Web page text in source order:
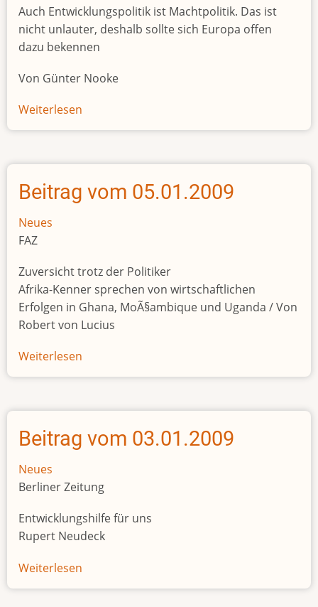
Auch Entwicklungspolitik ist Machtpolitik. Das ist
nicht unlauter, deshalb sollte sich Europa offen
dazu bekennen
Von Günter Nooke
Weiterlesen
Beitrag
11.01.2009
Beitrag vom 05.01.2009
Neues
FAZ
Zuversicht trotz der Politiker
Afrika-Kenner sprechen von wirtschaftlichen
Erfolgen in Ghana, MoÃ§ambique und Uganda / Von
Robert von Lucius
Weiterlesen
Beitrag
05.01.2009
Beitrag vom 03.01.2009
Neues
Berliner Zeitung
Entwicklungshilfe für uns
Rupert Neudeck
Weiterlesen
Beitrag